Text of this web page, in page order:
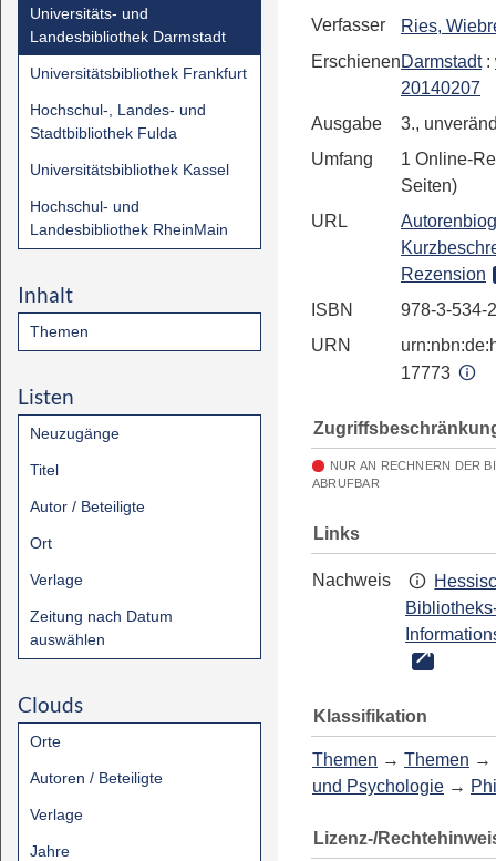
Universitäts- und
Landesbibliothek Darmstadt
Universitätsbibliothek Frankfurt
Hochschul-, Landes- und
Stadtbibliothek Fulda
Universitätsbibliothek Kassel
Hochschul- und
Landesbibliothek RheinMain
Inhalt
Themen
Listen
Neuzugänge
Titel
Autor / Beteiligte
Ort
Verlage
Zeitung nach Datum
auswählen
Clouds
Orte
Autoren / Beteiligte
Verlage
Jahre
Verfasser
Ries,
ErschienenDarmstadt:
20140207
Ausgabe
3.,
Umfang
1 Online-
Seiten)
URL
Rezension
ISBN
978-3-534-
URN
17773
NUR AN RECHNERN DER
ABRUFBAR
Links
Nachweis
Klassifikation
Themen → Themen →
und Psychologie →
Lizenz-/